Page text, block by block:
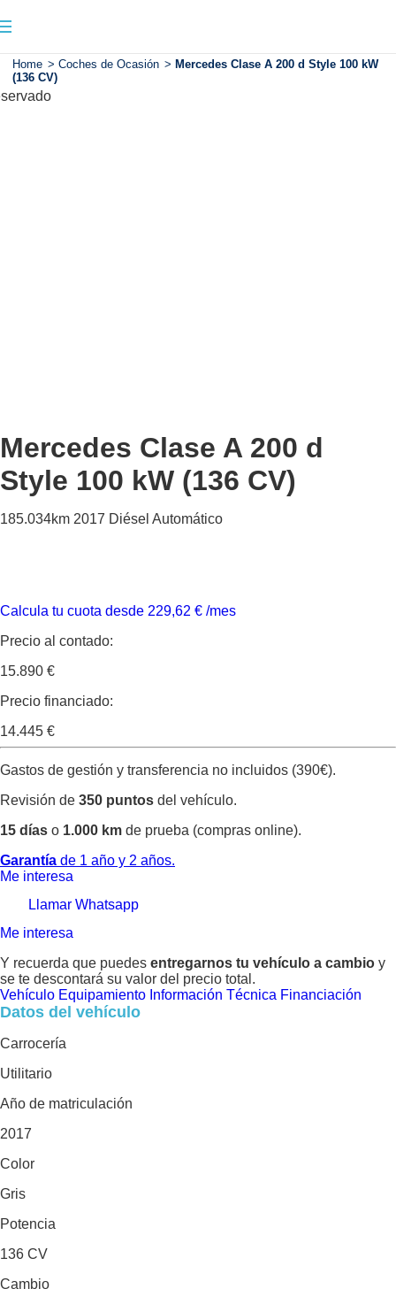
Home > Coches de Ocasión > Mercedes Clase A 200 d Style 100 kW
(136 CV)
Mercedes Clase A 200 d
Style 100 kW (136 CV)
185.034km 2017 Diésel Automático
Calcula tu cuota desde 229,62 € /mes
Precio al contado:
15.890 €
Precio financiado:
14.445 €
Gastos de gestión y transferencia no incluidos (390€).
Revisión de 350 puntos del vehículo.
15 días o 1.000 km de prueba (compras online).
Garantía de 1 año y 2 años.
Me interesa
Llamar Whatsapp
Me interesa
Y recuerda que puedes entregarnos tu vehículo a cambio y
se te descontará su valor del precio total.
Vehículo Equipamiento Información Técnica Financiación
Datos del vehículo
Carrocería
Utilitario
Año de matriculación
2017
Color
Gris
Potencia
136 CV
Cambio